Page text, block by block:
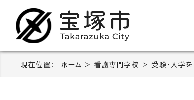
現在位置： ホーム > 看護専門学校 > 受験・入学